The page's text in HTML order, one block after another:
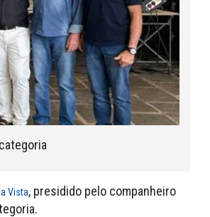
Vista, presidido pelo companheiro